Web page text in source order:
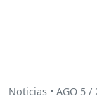
Noticias • AGO 5 /